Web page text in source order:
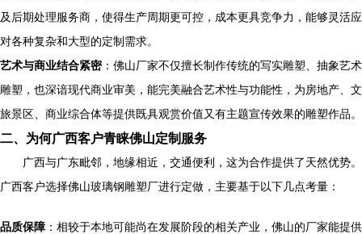
及后期处理服务商，使得生产周期更可控，成本更具竞争力，能够灵活应
对各种复杂和大型的定制需求。
艺术与商业结合紧密：佛山厂家不仅擅长制作传统的写实雕塑、抽象艺术
雕塑，也深谙现代商业审美，能完美融合艺术性与功能性，为房地产、文
旅景区、商业综合体等提供既具观赏价值又有主题宣传效果的雕塑作品。
二、为何广西客户青睐佛山定制服务
广西与广东毗邻，地缘相近，交通便利，这为合作提供了天然优势。
广西客户选择佛山玻璃钢雕塑厂进行定做，主要基于以下几点考量：
品质保障 ：相较于本地可能尚在发展阶段的相关产业，佛山的厂家能提供